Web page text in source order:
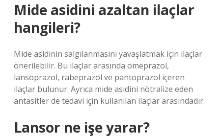
Mide asidini azaltan ilaçlar
hangileri?
Mide asidinin salgılanmasını yavaşlatmak için ilaçlar
önerilebilir. Bu ilaçlar arasında omeprazol,
lansoprazol, rabeprazol ve pantoprazol içeren
ilaçlar bulunur. Ayrıca mide asidini nötralize eden
antasitler de tedavi için kullanılan ilaçlar arasındadır.
Lansor ne işe yarar?